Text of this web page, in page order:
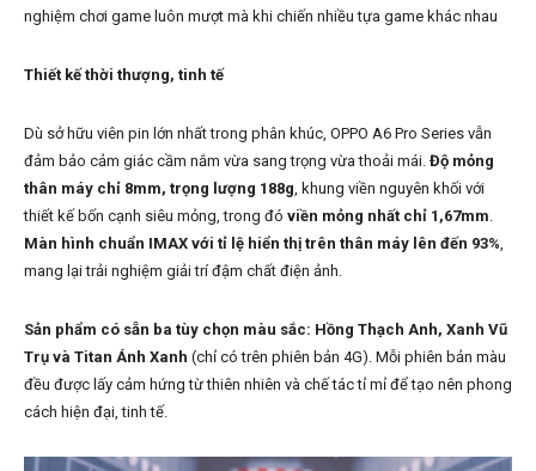
nghiệm chơi game luôn mượt mà khi chiến nhiều tựa game khác nhau
Thiết kế thời thượng, tinh tế
Dù sở hữu viên pin lớn nhất trong phân khúc, OPPO A6 Pro Series vẫn
đảm bảo cảm giác cầm nắm vừa sang trọng vừa thoải mái. Độ mỏng
thân máy chỉ 8mm, trọng lượng 188g, khung viền nguyên khối với
thiết kế bốn cạnh siêu mỏng, trong đó viền mỏng nhất chỉ 1,67mm.
Màn hình chuẩn IMAX với tỉ lệ hiển thị trên thân máy lên đến 93%,
mang lại trải nghiệm giải trí đậm chất điện ảnh.
Sản phẩm có sẵn ba tùy chọn màu sắc: Hồng Thạch Anh, Xanh Vũ
Trụ và Titan Ánh Xanh (chỉ có trên phiên bản 4G). Mỗi phiên bản màu
đều được lấy cảm hứng từ thiên nhiên và chế tác tỉ mỉ để tạo nên phong
cách hiện đại, tinh tế.